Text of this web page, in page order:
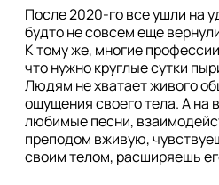
После 2020-го все ушли на
будто не совсем еще
К тому же, многие
что нужно круглые сутки
Людям не хватает живого
ощущения своего тела. А на
любимые песни,
преподом вживую,
своим телом, расширяешь